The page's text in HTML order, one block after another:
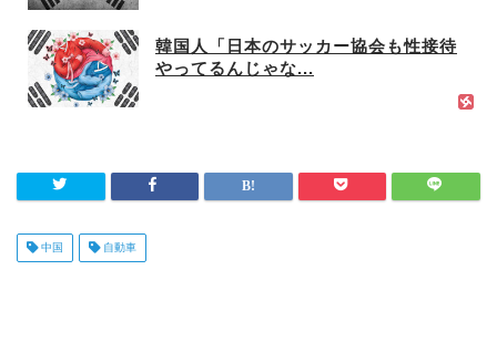
韓国人「日本のサッカー協会も性接待
やってるんじゃな...
中国 自動車